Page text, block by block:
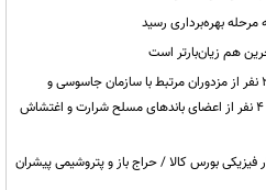
هم زیان‌بارتر است
وزارت اطلاعات: شناسایی و دستگیری ۲۱ نفر از مزدوران مرتبط با سازمان جاسوسی و
تروریستی رژیم صهیونیستی و بازداشت ۴ نفر از اعضای باندهای مسلح شرارت و اغتشاش
کالا در بازار فیزیکی بورس کالا / حراج باز و پتروشیمی پیشران